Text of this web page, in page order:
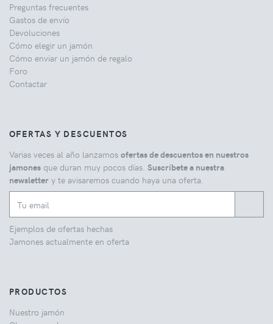
Preguntas frecuentes
Gastos de envío
Devoluciones
Cómo elegir un jamón
Cómo enviar un jamón de regalo
Foro
Contactar
OFERTAS Y DESCUENTOS
Varias veces al año lanzamos ofertas de descuentos en nuestros
jamones que duran muy pocos días. Suscríbete a nuestra
newsletter y te avisaremos cuando haya una oferta.
Ejemplos de ofertas hechas
Jamones actualmente en oferta
PRODUCTOS
Nuestro jamón